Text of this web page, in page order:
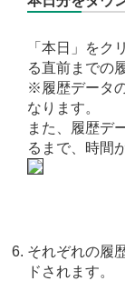
「本日」をク
る直前までの
※履歴データ
なります。
また、履歴デ
るまで、時間
それぞれの履
ドされます。